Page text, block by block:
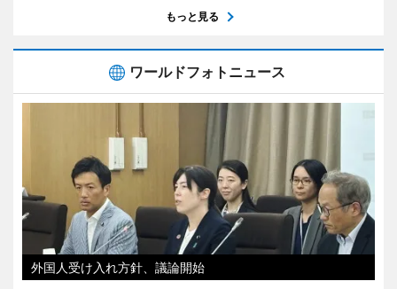
もっと見る
ワールドフォトニュース
外国人受け入れ方針、議論開始